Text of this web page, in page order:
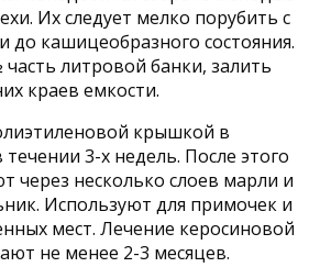
Их следует мелко порубить с
кашицеобразного состояния.
литровой банки, залить
краев емкости.
крышкой в
3-х недель. После этого
через несколько слоев марли и
Используют для примочек и
мест. Лечение керосиновой
не менее 2-3 месяцев.